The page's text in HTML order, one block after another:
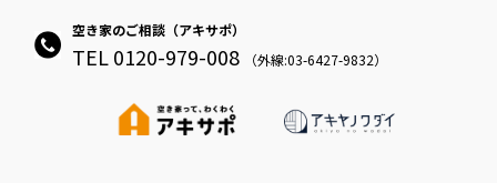
空き家のご相談（アキサポ）
TEL 0120-979-008 （外線:03-6427-9832）